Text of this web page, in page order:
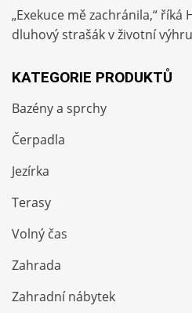
„Exekuce mě zachránila,“ říká
dluhový strašák v životní
KATEGORIE PRODUKTŮ
Bazény a sprchy
Čerpadla
Jezírka
Terasy
Volný čas
Zahrada
Zahradní nábytek